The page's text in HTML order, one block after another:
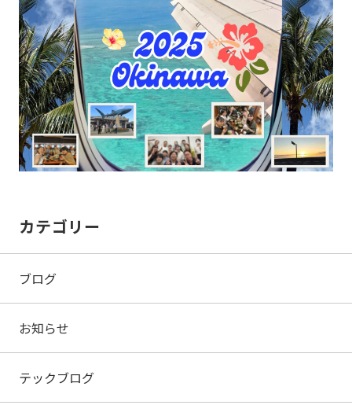
カテゴリー
ブログ
お知らせ
テックブログ